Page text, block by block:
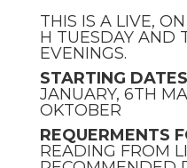
THIS IS A LIVE,
H TUESDAY AND
EVENINGS.
STARTING
JANUARY, 6TH
OKTOBER
REQUERMENTS
READING FROM